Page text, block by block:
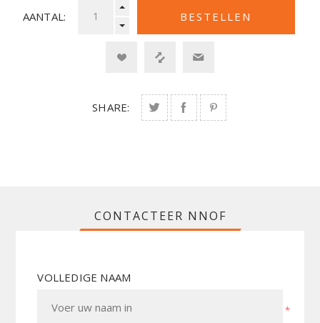
AANTAL:
SHARE:
CONTACTEER NNOF
VOLLEDIGE NAAM
*